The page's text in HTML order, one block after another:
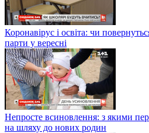
Коронавірус і освіта: чи
парти у вересні
Непросте всиновлення: з якими
на шляху до нових родин